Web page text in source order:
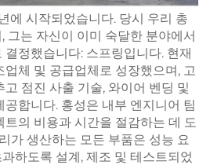
에 시작되었습니다. 당시 우리 총
그는 자신이 이미 숙달한 분야에서
정했습니다: 스프링입니다. 현재
체 및 공급업체로 성장했으며, 고
점진 사출 기술, 와이어 벤딩 및
합니다. 홍성은 내부 엔지니어 팀
의 비용과 시간을 절감하는 데 도
가 생산하는 모든 부품은 성능 요
하도록 설계, 제조 및 테스트되었